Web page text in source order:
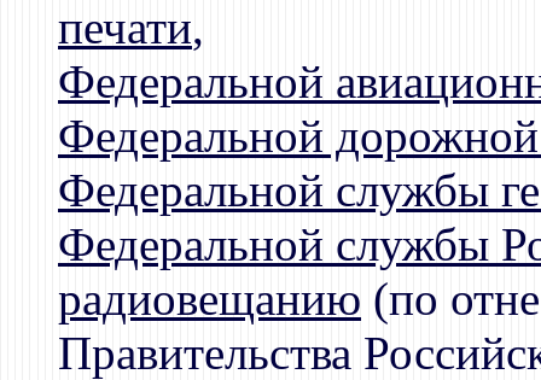
печати,
Федеральной
Федеральной
Федеральной службы
Федеральной службы
радиовещанию (по
Правительства